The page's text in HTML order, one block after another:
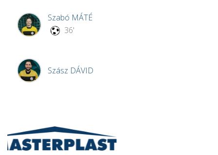
Szabó MÁTÉ
36'
Szász DÁVID